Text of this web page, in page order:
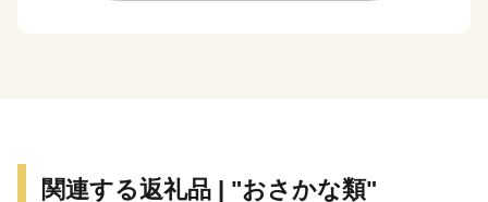
ラン、清流宮川の畔で絶景を観ながら味わえる茅葺き日
関連する返礼品 | "おさかな類"